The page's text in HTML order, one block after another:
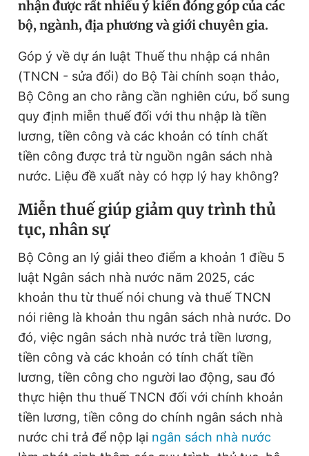
Sản phẩm khác
Tiện ích Bạn cần biết
Thông tin tòa soạn Liên hệ quảng cáo
Đọc Thanh Niên trên điện thoại
Theo dõi báo trên
Hotline
0906 645 777
Liên hệ quảng cáo
0908 780 404
Đặt báo Quảng cáo Tòa soạn Chính sách bảo
Tổng biên tập: Nguyễn Ngọc Toàn
Phó tổng biên tập: Lâm Hiếu Dũng
Phó tổng biên tập: Trần Việt Hưng
Tổng thư ký tòa soạn: Đức Trung
nhận được rất nhiều ý kiến đóng góp của các
bộ, ngành, địa phương và giới chuyên gia.
Góp ý về dự án luật Thuế thu nhập cá nhân
(TNCN - sửa đổi) do Bộ Tài chính soạn thảo,
Bộ Công an cho rằng cần nghiên cứu, bổ sung
quy định miễn thuế đối với thu nhập là tiền
lương, tiền công và các khoản có tính chất
tiền công được trả từ nguồn ngân sách nhà
nước. Liệu đề xuất này có hợp lý hay không?
Miễn thuế giúp giảm quy trình thủ
tục, nhân sự
Bộ Công an lý giải theo điểm a khoản 1 điều 5
luật Ngân sách nhà nước năm 2025, các
khoản thu từ thuế nói chung và thuế TNCN
nói riêng là khoản thu ngân sách nhà nước. Do
đó, việc ngân sách nhà nước trả tiền lương,
tiền công và các khoản có tính chất tiền
lương, tiền công cho người lao động, sau đó
thực hiện thu thuế TNCN đối với chính khoản
tiền lương, tiền công do chính ngân sách nhà
nước chi trả để nộp lại ngân sách nhà nước